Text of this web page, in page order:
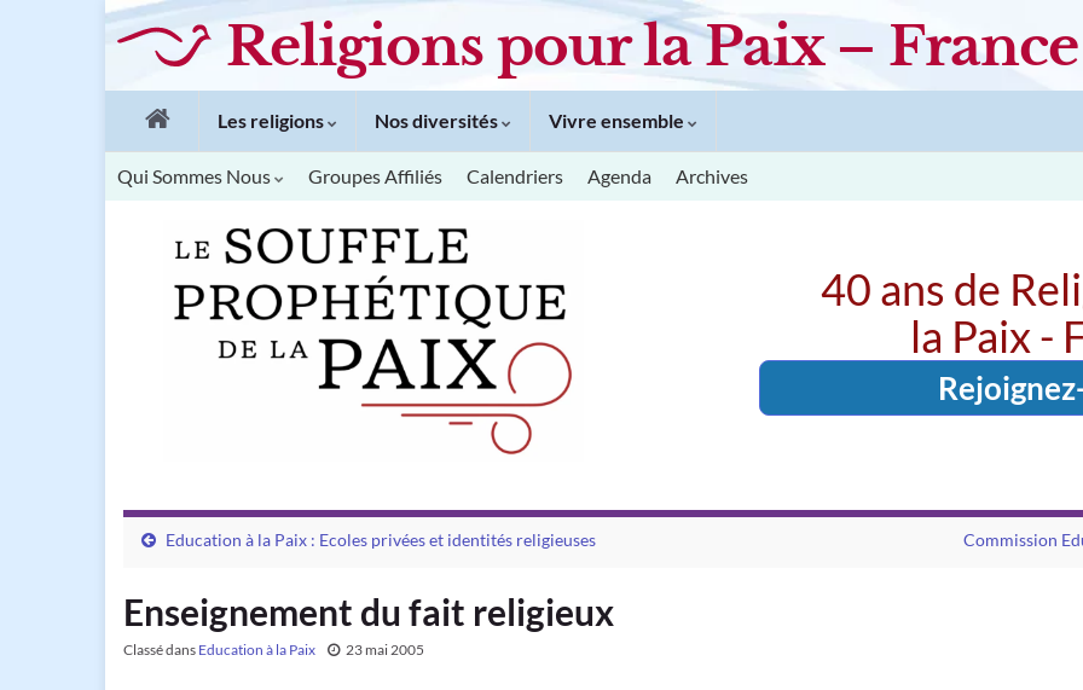
Religions pour la Paix – France
Les religions Nos diversités Vivre ensemble
Qui Sommes Nous Groupes Affiliés Calendriers Agenda Archives
40 ans de
la Paix -
Education à la Paix : Ecoles privées et identités religieuses Commission
Enseignement du fait religieux
Classé dans Education à la Paix 23 mai 2005